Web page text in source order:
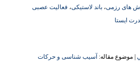
رزمی، باند لاستیکی، فعالیت عصبی
ایستا
مقاله:آسیب شناسی و حرکات